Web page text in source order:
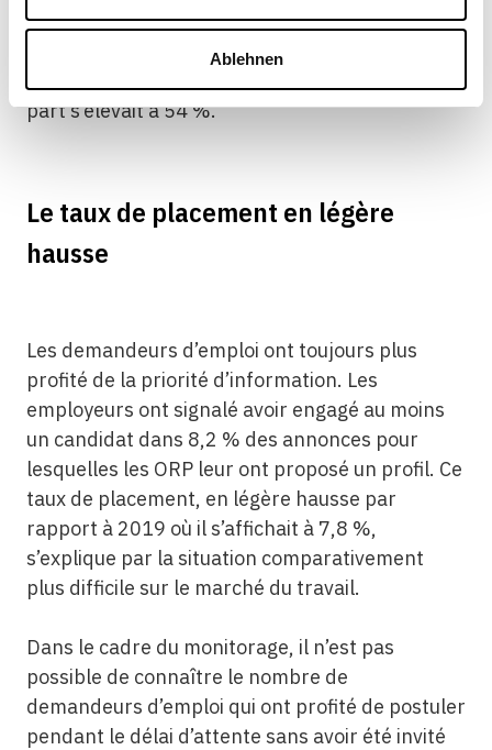
Ablehnen
annonces, les ORP ont proposé au moins un
dossier aux employeurs ou ont invité des
demandeurs d’emploi à postuler. En 2019, cette
part s’élevait à 54 %.
Le taux de placement en légère
hausse
Les demandeurs d’emploi ont toujours plus
profité de la priorité d’information. Les
employeurs ont signalé avoir engagé au moins
un candidat dans 8,2 % des annonces pour
lesquelles les ORP leur ont proposé un profil. Ce
taux de placement, en légère hausse par
rapport à 2019 où il s’affichait à 7,8 %,
s’explique par la situation comparativement
plus difficile sur le marché du travail.
Dans le cadre du monitorage, il n’est pas
possible de connaître le nombre de
demandeurs d’emploi qui ont profité de postuler
pendant le délai d’attente sans avoir été invité